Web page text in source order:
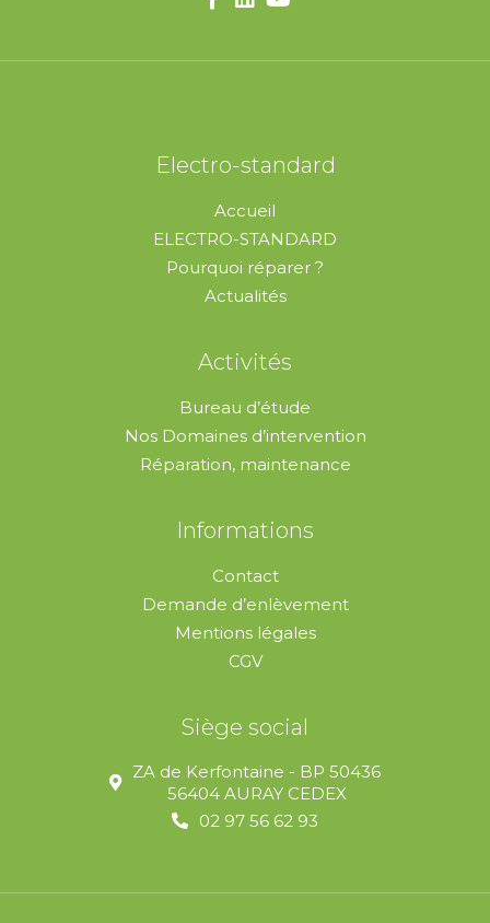
Electro-standard
Accueil
ELECTRO-STANDARD
Pourquoi réparer ?
Actualités
Activités
Bureau d’étude
Nos Domaines d’intervention
Réparation, maintenance
Informations
Contact
Demande d’enlèvement
Mentions légales
CGV
Siège social
ZA de Kerfontaine - BP 50436
56404 AURAY CEDEX
02 97 56 62 93